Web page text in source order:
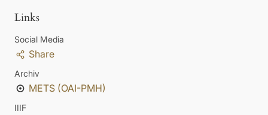
Links
Social Media
Share
Archiv
METS (OAI-PMH)
IIIF